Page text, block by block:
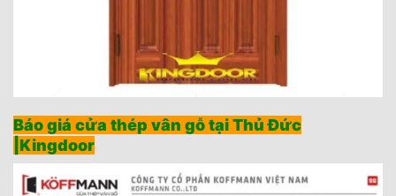
Báo giá cửa thép vân gỗ tại Thủ Đức
|Kingdoor